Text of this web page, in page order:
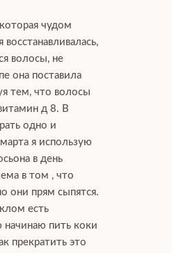
чудом
волосы, не
она поставила
тем, что волосы
д 8. В
одно и
я использую
в день
в том , что
они прям сыпятся.
есть
начинаю пить коки
прекратить это